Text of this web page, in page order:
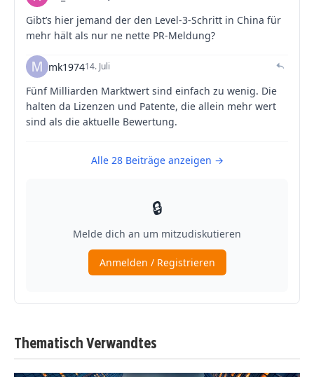
Thematisch Verwandtes